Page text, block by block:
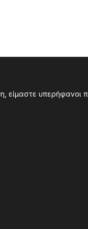
είμαστε υπερήφανοι